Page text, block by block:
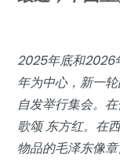
2025年底和2026
年为中心，新一
自发举行集会。
歌颂东方红。在
物品的毛泽东像